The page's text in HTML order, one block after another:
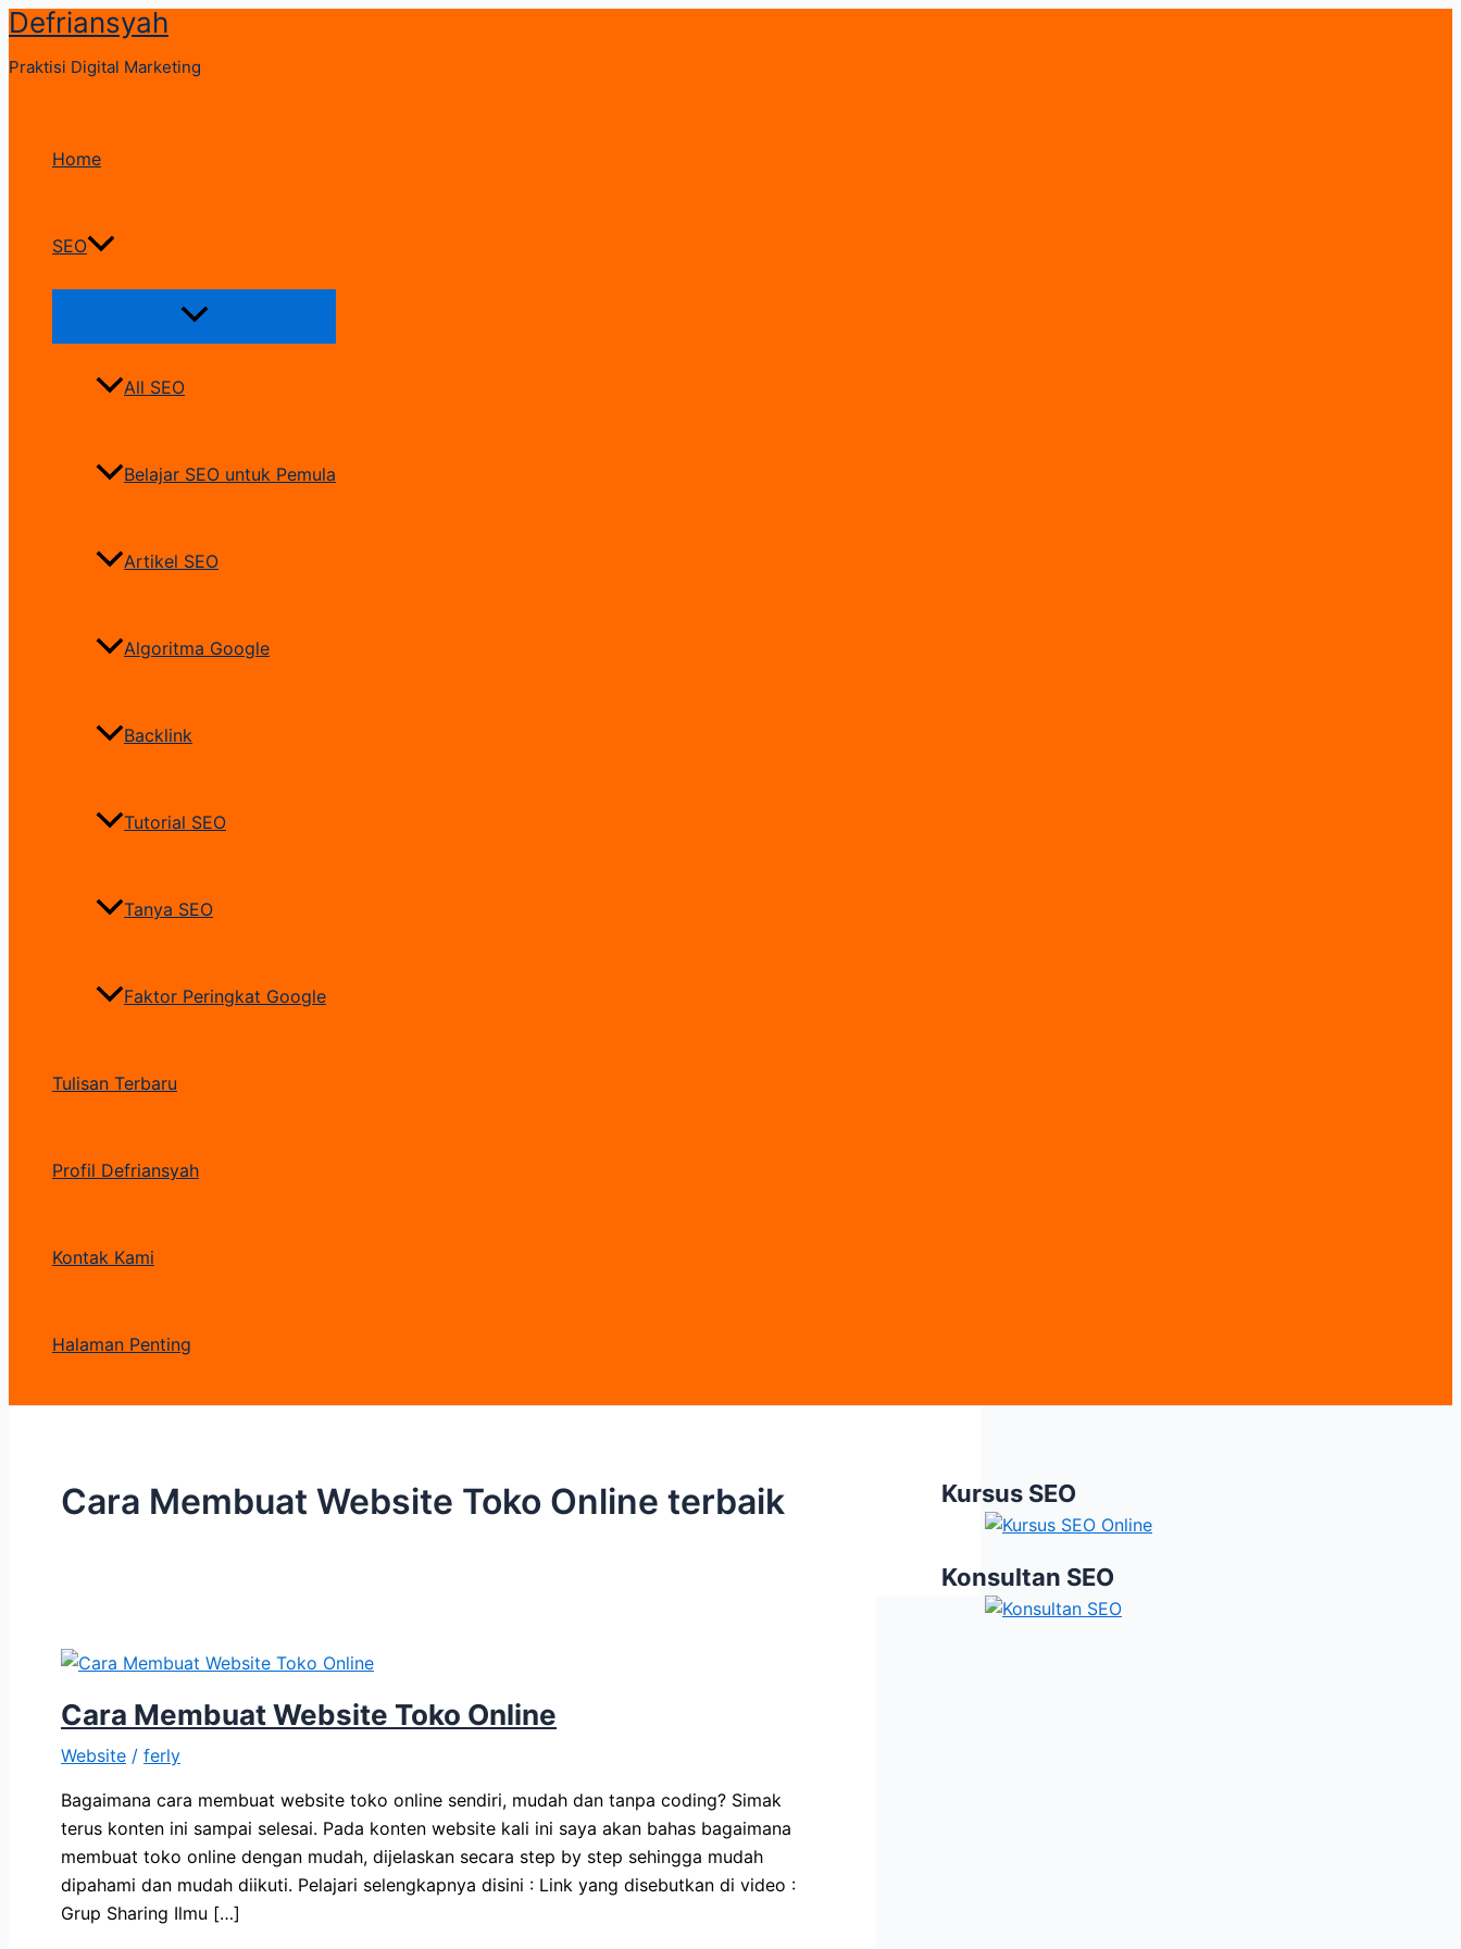
Skip
content
Defriansyah
Praktisi Digital Marketing
Home
SEO
Menu
All SEO
Belajar SEO untuk Pemula
Artikel SEO
Algoritma Google
Backlink
Tutorial SEO
Tanya SEO
Faktor Peringkat Google
Tulisan Terbaru
Profil Defriansyah
Kontak Kami
Halaman Penting
Cara Membuat Website Toko Online terbaik
Cara Membuat Website Toko Online
Website / ferly
Bagaimana cara membuat website toko online sendiri, mudah dan tanpa coding? Simak
terus konten ini sampai selesai. Pada konten website kali ini saya akan bahas bagaimana
membuat toko online dengan mudah, dijelaskan secara step by step sehingga mudah
dipahami dan mudah diikuti. Pelajari selengkapnya disini : Link yang disebutkan di video :
Grup Sharing Ilmu […]
Kursus SEO
Konsultan SEO